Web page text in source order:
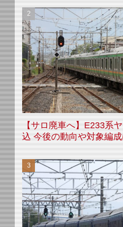
【サロ廃車へ】E233系
込 今後の動向や対象編成